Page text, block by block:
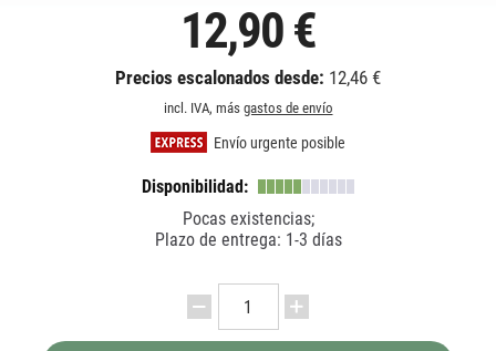
12,90 €
Precios escalonados desde: 12,46 €
incl. IVA, más gastos de envío
Envío urgente posible
Disponibilidad:
Pocas existencias;
Plazo de entrega: 1-3 días